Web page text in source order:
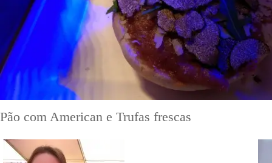
Pão com American e Trufas frescas